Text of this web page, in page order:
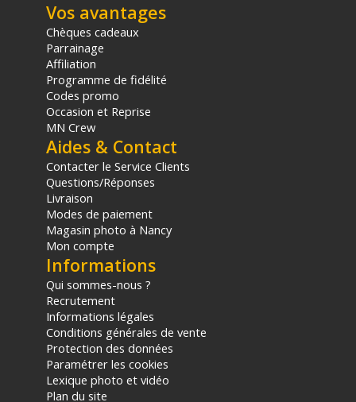
Vos avantages
Chèques cadeaux
Parrainage
Affiliation
Programme de fidélité
Codes promo
Occasion et Reprise
MN Crew
Aides & Contact
Contacter le Service Clients
Questions/Réponses
Livraison
Modes de paiement
Magasin photo à Nancy
Mon compte
Informations
Qui sommes-nous ?
Recrutement
Informations légales
Conditions générales de vente
Protection des données
Paramétrer les cookies
Lexique photo et vidéo
Plan du site